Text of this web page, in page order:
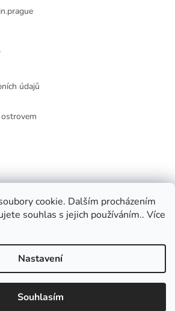
cookie. Dalším procházením
souhlas s jejich používáním.. Více
Nastavení
Souhlasím
údajů
. Všechna práva
vyhrazena.